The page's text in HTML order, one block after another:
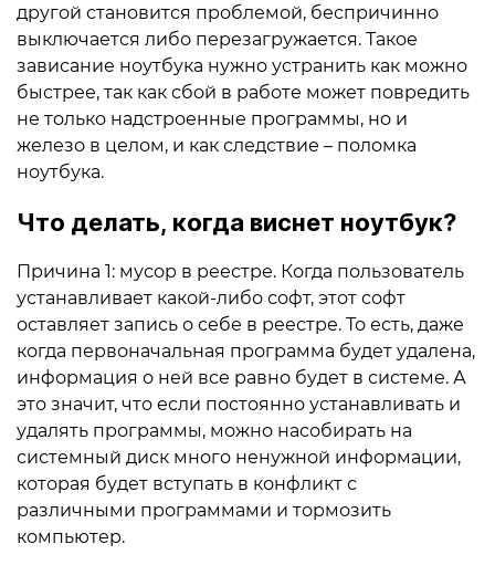
другой становится проблемой, беспричинно
выключается либо перезагружается. Такое
зависание ноутбука нужно устранить как можно
быстрее, так как сбой в работе может повредить
не только надстроенные программы, но и
железо в целом, и как следствие – поломка
ноутбука.
Что делать, когда виснет ноутбук?
Причина 1: мусор в реестре. Когда пользователь
устанавливает какой-либо софт, этот софт
оставляет запись о себе в реестре. То есть, даже
когда первоначальная программа будет удалена,
информация о ней все равно будет в системе. А
это значит, что если постоянно устанавливать и
удалять программы, можно насобирать на
системный диск много ненужной информации,
которая будет вступать в конфликт с
различными программами и тормозить
компьютер.